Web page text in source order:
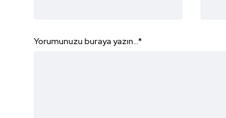
Yorumunuzu buraya yazın...*